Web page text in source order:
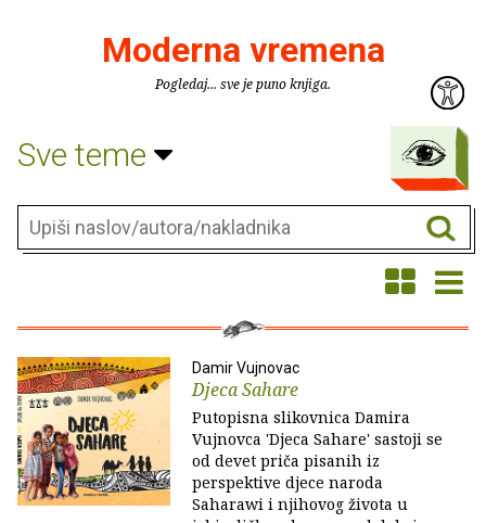
Moderna vremena
Pogledaj... sve je puno knjiga.
Sve teme
Damir Vujnovac
Djeca Sahare
Putopisna slikovnica Damira
Vujnovca 'Djeca Sahare' sastoji se
od devet priča pisanih iz
perspektive djece naroda
Saharawi i njihovog života u